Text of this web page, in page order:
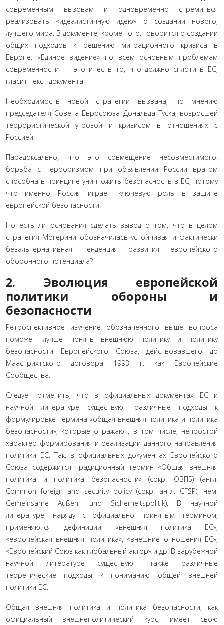
современным вызовам и одновременно стремиться
реализовать «идеалистичную идею» о создании нового,
лучшего мира. В документе, кроме того, говорится о создании
общих подходов к решению миграционного кризиса в
Европе. «Единое видение» по всем основным проблемам
современности — это и есть то, что должно сплотить ЕС,
гласит текст документа.
Необходимость новой стратегии вызвана, по мнению
председателя Совета Евросоюза Дональда Туска, возросшей
террористической угрозой и кризисом в отношениях с
Россией.
Парадоксально, что это совмещение несовместимого:
борьба с терроризмом при объявлении России врагом
способна в принципе уничтожить безопасность в ЕС, потому
что именно Россия играет ключевую роль в защите
европейской безопасности.
Но есть ли основания сделать вывод о том, что в целом
стратегия Могерини обозначилась устойчивая и фактически
безальтернативная тенденция развития европейского
оборонного потенциала?
2. Эволюция европейской
политики обороны и
безопасности
Ретроспективное изучение обозначенного выше вопроса
поможет лучше понять внешнюю политику и политику
безопасности Европейского Союза, действовавшего до
Маастрихтского договора 1993 г. как Европейские
Сообщества.
Следует отметить, что в официальных документах ЕС и
научной литературе существуют различные подходы к
формулировке термина «общая внешняя политика и политика
безопасности», которые отражают, в том числе, непростой
характер формирования и реализации данного направления
политики ЕС. Так, в официальных документах Европейского
Союза содержится традиционный термин «Общая внешняя
политика и политика безопасности» (сокр. ОВПБ) (англ.
Сommon foreign and security policy (сокр. англ. CFSP), нем.
Gemeinsame Außen- und Sicherheitspolitik). В научной
литературе, наряду с официально принятым термином,
применяются дефиниции «внешняя политика ЕС»,
«европейская внешняя политика», «внешние отношения ЕС»,
«Европейский Союз как глобальный актор» и др. В зарубежной
научной литературе существуют также различные
теоретические подходы к пониманию общей внешней
политики ЕС.
Общая внешняя политика и политика безопасности, как
официальный внешнеполитический курс, имеет свою